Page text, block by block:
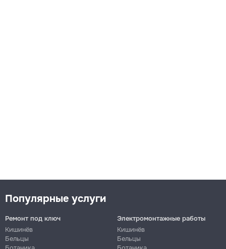
Популярные услуги
Ремонт под ключ
Кишинёв
Бельцы
Электромонтажные работы
Кишинёв
Бельцы